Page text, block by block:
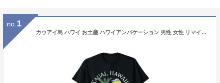
no. 1
カウアイ島 ハワイ お土産 ハワイアンバケーション 男性 女性 リマインダー Tシャツ